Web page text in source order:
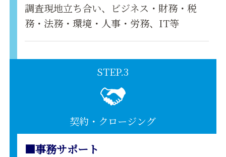
調査現地立ち合い、ビジネス・財務・税
務・法務・環境・人事・労務、IT等
STEP.3
契約・クロージング
■事務サポート